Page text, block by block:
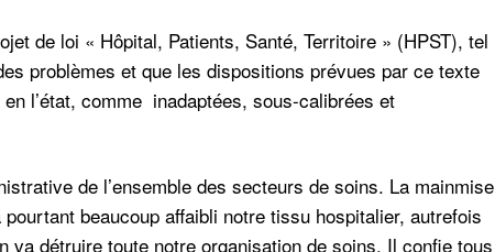
de loi « Hôpital, Patients, Santé, Territoire » (HPST), tel
problèmes et que les dispositions prévues par ce texte
l’état, comme inadaptées, sous-calibrées et
de l’ensemble des secteurs de soins. La mainmise
beaucoup affaibli notre tissu hospitalier, autrefois
va détruire toute notre organisation de soins. Il confie tous